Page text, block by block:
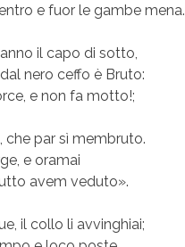
e fuor le gambe mena.
il capo di sotto,
nero ceffo è Bruto:
e non fa motto!;
che par sì membruto.
e oramai
avem veduto».
il collo li avvinghiai;